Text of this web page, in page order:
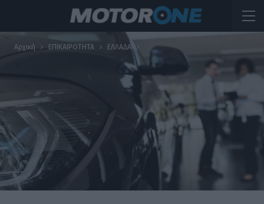
Αρχική ΕΠΙΚΑΙΡΟΤΗΤΑ ΕΛΛΑΔΑ